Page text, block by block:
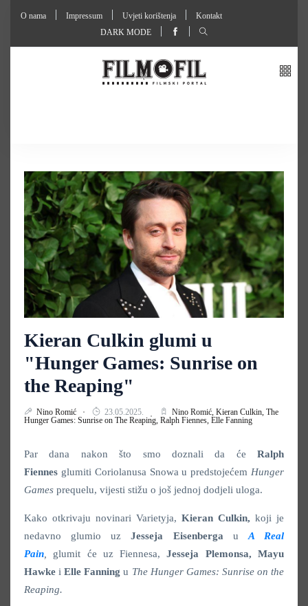
O nama Impressum Uvjeti korištenja
Kontakt
DARK MODE
Kieran Culkin glumi u
"Hunger Games: Sunrise on
the Reaping"
Nino Romić 23.05.2025. Nino Romić, Kieran Culkin, The
Hunger Games: Sunrise on The Reaping, Ralph Fiennes, Elle Fanning
Par dana nakon što smo doznali da će Ralph
Fiennes glumiti Coriolanusa Snowa u predstojećem Hunger
Games prequelu, vijesti stižu o još jednoj dodjeli uloga.
Kako otkrivaju novinari Varietyja, Kieran Culkin, koji je
nedavno glumio uzJesseja Eisenberga u A Real
Pain
glumit će uz Fiennesa,Jesseja Plemonsa, Mayu
HawkeiElle Fanningu The Hunger Games: Sunrise on the
Reaping.